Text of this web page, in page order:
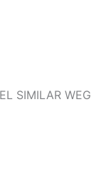
SIMILAR WEG